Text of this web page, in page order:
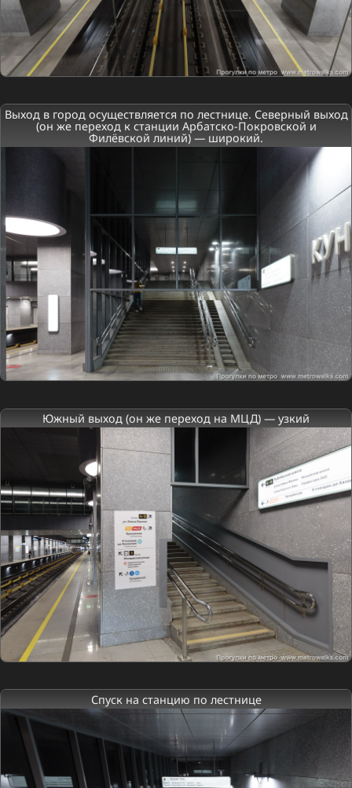
Выход в город осуществляется по лестнице. Северный выход
(он же переход к станции Арбатско-Покровской и
Филёвской линий) — широкий.
Южный выход (он же переход на МЦД) — узкий
Спуск на станцию по лестнице